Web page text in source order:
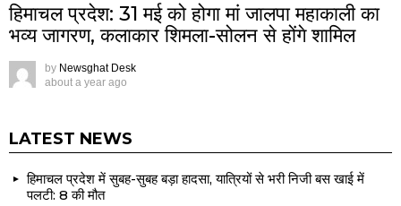
हिमाचल प्रदेश: 31 मई को होगा मां जालपा महाकाली का
भव्य जागरण, कलाकार शिमला-सोलन से होंगे शामिल
by Newsghat Desk
about a year ago
LATEST NEWS
हिमाचल प्रदेश में सुबह-सुबह बड़ा हादसा, यात्रियों से भरी निजी बस खाई में
पलटी: 8 की मौत